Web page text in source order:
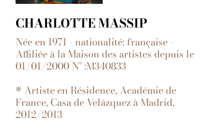
CHARLOTTE MASSIP
Née en 1971 - nationalité: française -
Affiliée à la Maison des artistes depuis le
01/01/2000 N° :M340833
* Artiste en Résidence, Académie de
France, Casa de Velázquez à Madrid,
2012/2013